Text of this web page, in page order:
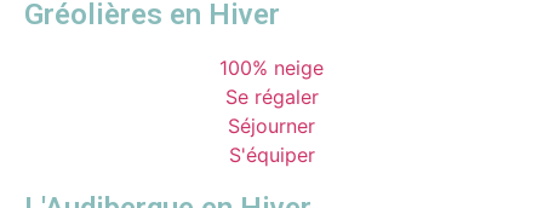
Gréolières en Hiver
100% neige
Se régaler
Séjourner
S'équiper